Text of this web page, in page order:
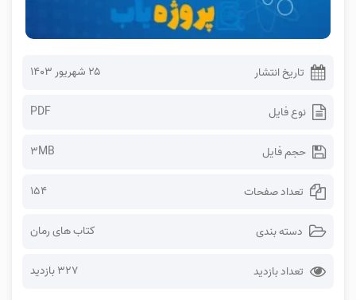
تاریخ انتشار ۲۵ شهریور ۱۴۰۳
نوع فایل PDF
حجم فایل 3MB
تعداد صفحات 154
دسته بندی کتاب های رمان
تعداد بازدید 327 بازدید